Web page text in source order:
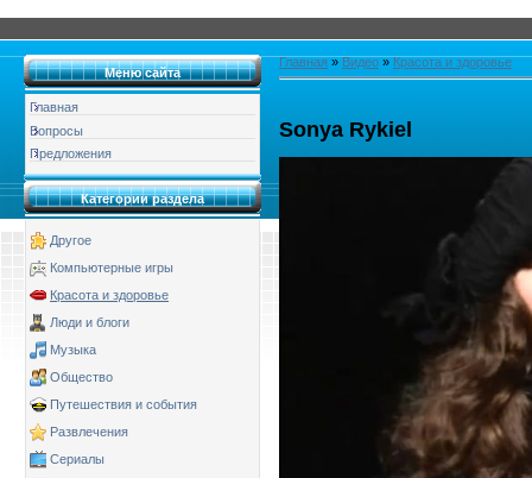
Меню сайта
Главная
Вопросы
Предложения
Категории раздела
Другое
Компьютерные игры
Красота и здоровье
Люди и блоги
Музыка
Общество
Путешествия и события
Развлечения
Сериалы
Главная » Видео » Красота и здоровье
Sonya Rykiel